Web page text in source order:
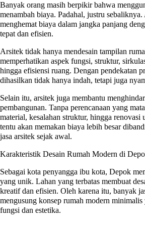
Banyak orang masih berpikir bahwa
menambah biaya. Padahal, justru
menghemat biaya dalam jangka panjang
tepat dan efisien.
Arsitek tidak hanya mendesain tampilan
memperhatikan aspek fungsi, struktur,
hingga efisiensi ruang. Dengan pendekatan
dihasilkan tidak hanya indah, tetapi juga
Selain itu, arsitek juga membantu
pembangunan. Tanpa perencanaan yang
material, kesalahan struktur, hingga
tentu akan memakan biaya lebih besar
jasa arsitek sejak awal.
Karakteristik Desain Rumah Modern di
Sebagai kota penyangga ibu kota, Depok
yang unik. Lahan yang terbatas membuat
kreatif dan efisien. Oleh karena itu, banyak
mengusung konsep rumah modern minimalis
fungsi dan estetika.